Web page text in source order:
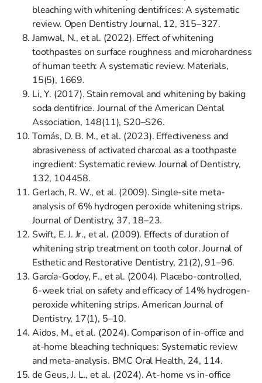
bleaching with whitening dentifrices: A systematic
review. Open Dentistry Journal, 12, 315–327.
Jamwal, N., et al. (2022). Effect of whitening
toothpastes on surface roughness and microhardness
of human teeth: A systematic review. Materials,
15(5), 1669.
Li, Y. (2017). Stain removal and whitening by baking
soda dentifrice. Journal of the American Dental
Association, 148(11), S20–S26.
Tomás, D. B. M., et al. (2023). Effectiveness and
abrasiveness of activated charcoal as a toothpaste
ingredient: Systematic review. Journal of Dentistry,
132, 104458.
Gerlach, R. W., et al. (2009). Single-site meta-
analysis of 6% hydrogen peroxide whitening strips.
Journal of Dentistry, 37, 18–23.
Swift, E. J. Jr., et al. (2009). Effects of duration of
whitening strip treatment on tooth color. Journal of
Esthetic and Restorative Dentistry, 21(2), 91–96.
García-Godoy, F., et al. (2004). Placebo-controlled,
6-week trial on safety and efficacy of 14% hydrogen-
peroxide whitening strips. American Journal of
Dentistry, 17(1), 5–10.
Aidos, M., et al. (2024). Comparison of in-office and
at-home bleaching techniques: Systematic review
and meta-analysis. BMC Oral Health, 24, 114.
de Geus, J. L., et al. (2024). At-home vs in-office